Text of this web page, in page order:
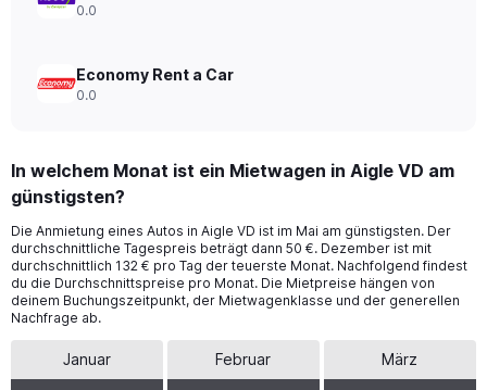
0.0
Economy Rent a Car
0.0
In welchem Monat ist ein Mietwagen in Aigle VD am
günstigsten?
Die Anmietung eines Autos in Aigle VD ist im Mai am günstigsten. Der
durchschnittliche Tagespreis beträgt dann 50 €. Dezember ist mit
durchschnittlich 132 € pro Tag der teuerste Monat. Nachfolgend findest
du die Durchschnittspreise pro Monat. Die Mietpreise hängen von
deinem Buchungszeitpunkt, der Mietwagenklasse und der generellen
Nachfrage ab.
Januar Februar März